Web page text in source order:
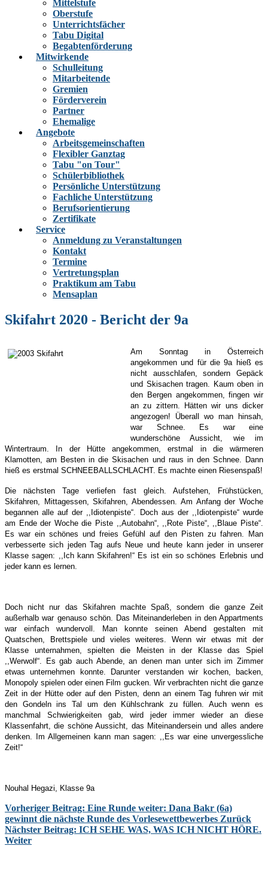
Mittelstufe
Oberstufe
Unterrichtsfächer
Tabu Digital
Begabtenförderung
Mitwirkende
Schulleitung
Mitarbeitende
Gremien
Förderverein
Partner
Ehemalige
Angebote
Arbeitsgemeinschaften
Flexibler Ganztag
Tabu "on Tour"
Schülerbibliothek
Persönliche Unterstützung
Fachliche Unterstützung
Berufsorientierung
Zertifikate
Service
Anmeldung zu Veranstaltungen
Kontakt
Termine
Vertretungsplan
Praktikum am Tabu
Mensaplan
Skifahrt 2020 - Bericht der 9a
Am Sonntag in Österreich
angekommen und für die 9a hieß es
nicht ausschlafen, sondern Gepäck
und Skisachen tragen. Kaum oben in
den Bergen angekommen, fingen wir
an zu zittern. Hätten wir uns dicker
angezogen! Überall wo man hinsah,
war Schnee. Es war eine
wunderschöne Aussicht, wie im
Wintertraum. In der Hütte angekommen, erstmal in die wärmeren
Klamotten, am Besten in die Skisachen und raus in den Schnee. Dann
hieß es erstmal SCHNEEBALLSCHLACHT. Es machte einen Riesenspaß!
Die nächsten Tage verliefen fast gleich. Aufstehen, Frühstücken,
Skifahren, Mittagessen, Skifahren, Abendessen. Am Anfang der Woche
begannen alle auf der ,,Idiotenpiste“. Doch aus der ,,Idiotenpiste“ wurde
am Ende der Woche die Piste ,,Autobahn“, ,,Rote Piste“, ,,Blaue Piste“.
Es war ein schönes und freies Gefühl auf den Pisten zu fahren. Man
verbesserte sich jeden Tag aufs Neue und heute kann jeder in unserer
Klasse sagen: ,,Ich kann Skifahren!“ Es ist ein so schönes Erlebnis und
jeder kann es lernen.
Doch nicht nur das Skifahren machte Spaß, sondern die ganze Zeit
außerhalb war genauso schön. Das Miteinanderleben in den Appartments
war einfach wundervoll. Man konnte seinen Abend gestalten mit
Quatschen, Brettspiele und vieles weiteres. Wenn wir etwas mit der
Klasse unternahmen, spielten die Meisten in der Klasse das Spiel
,,Werwolf“. Es gab auch Abende, an denen man unter sich im Zimmer
etwas unternehmen konnte. Darunter verstanden wir kochen, backen,
Monopoly spielen oder einen Film gucken. Wir verbrachten nicht die ganze
Zeit in der Hütte oder auf den Pisten, denn an einem Tag fuhren wir mit
den Gondeln ins Tal um den Kühlschrank zu füllen. Auch wenn es
manchmal Schwierigkeiten gab, wird jeder immer wieder an diese
Klassenfahrt, die schöne Aussicht, das Miteinandersein und alles andere
denken. Im Allgemeinen kann man sagen: ,,Es war eine unvergessliche
Zeit!“
Nouhal Hegazi, Klasse 9a
Vorheriger Beitrag: Eine Runde weiter: Dana Bakr (6a)
gewinnt die nächste Runde des Vorlesewettbewerbes Zurück
Nächster Beitrag: ICH SEHE WAS, WAS ICH NICHT HÖRE.
Weiter